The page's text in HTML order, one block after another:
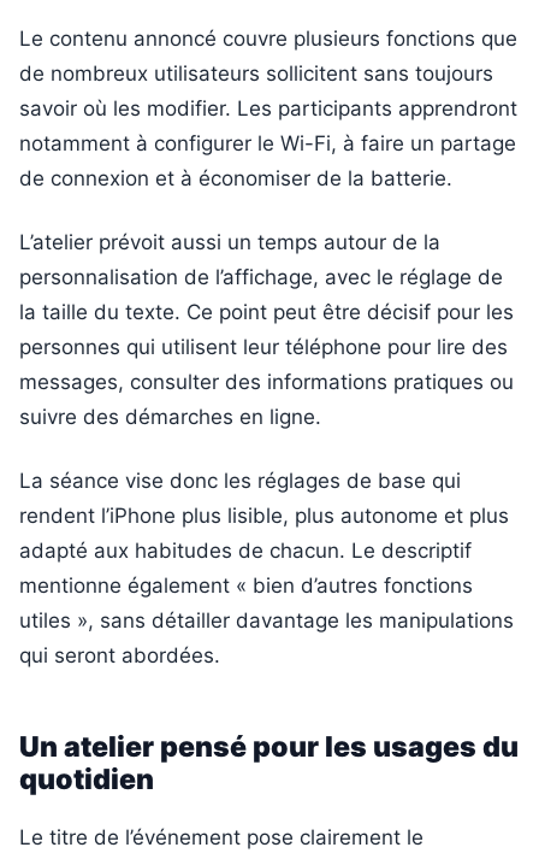
Le contenu annoncé couvre plusieurs fonctions que
de nombreux utilisateurs sollicitent sans toujours
savoir où les modifier. Les participants apprendront
notamment à configurer le Wi-Fi, à faire un partage
de connexion et à économiser de la batterie.
L’atelier prévoit aussi un temps autour de la
personnalisation de l’affichage, avec le réglage de
la taille du texte. Ce point peut être décisif pour les
personnes qui utilisent leur téléphone pour lire des
messages, consulter des informations pratiques ou
suivre des démarches en ligne.
La séance vise donc les réglages de base qui
rendent l’iPhone plus lisible, plus autonome et plus
adapté aux habitudes de chacun. Le descriptif
mentionne également « bien d’autres fonctions
utiles », sans détailler davantage les manipulations
qui seront abordées.
Un atelier pensé pour les usages du
quotidien
Le titre de l’événement pose clairement le